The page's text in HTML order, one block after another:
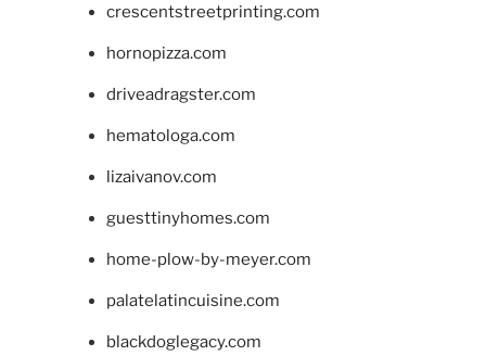
crescentstreetprinting.com
hornopizza.com
driveadragster.com
hematologa.com
lizaivanov.com
guesttinyhomes.com
home-plow-by-meyer.com
palatelatincuisine.com
blackdoglegacy.com